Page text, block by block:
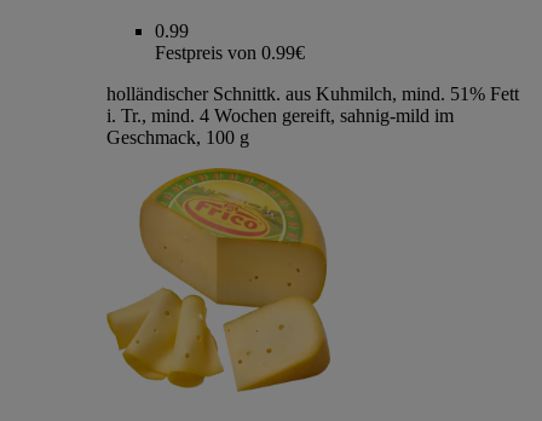
0.99
Festpreis von 0.99€
holländischer Schnittk. aus Kuhmilch, mind. 51% Fett
i. Tr., mind. 4 Wochen gereift, sahnig-mild im
Geschmack, 100 g